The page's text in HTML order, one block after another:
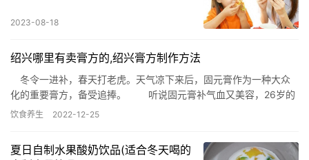
2023-08-18
绍兴哪里有卖膏方的,绍兴膏方制作方法
冬令一进补，春天打老虎。天气凉下来后，固元膏作为一种大众
化的重要膏方，备受追捧。 听说固元膏补气血又美容，26岁的
白领唐小姐在朋友圈一位朋友那里买了两斤“纯手工制作”的固元膏…
饮食养生 2022-12-25
夏日自制水果酸奶饮品(适合冬天喝的